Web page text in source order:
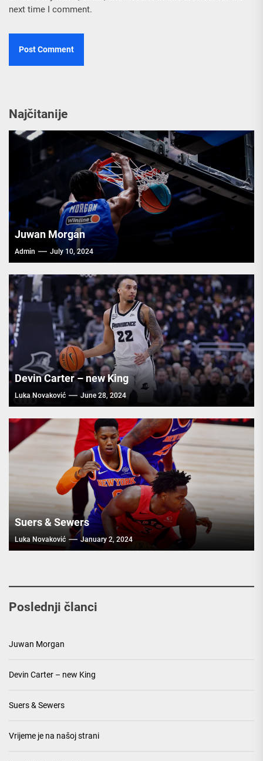
next time I comment.
Najčitanije
Juwan Morgan
Admin July 10, 2024
Devin Carter – new King
Luka Novaković June 28, 2024
Suers & Sewers
Luka Novaković January 2, 2024
Poslednji članci
Juwan Morgan
Devin Carter – new King
Suers & Sewers
Vrijeme je na našoj strani